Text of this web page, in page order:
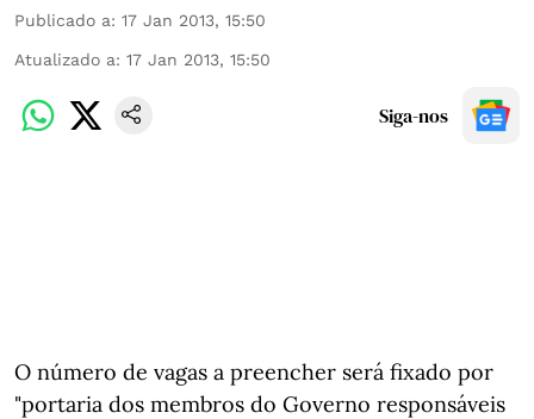
Publicado a: 17 Jan 2013, 15:50
Atualizado a: 17 Jan 2013, 15:50
Siga-nos
O número de vagas a preencher será fixado por
"portaria dos membros do Governo responsáveis